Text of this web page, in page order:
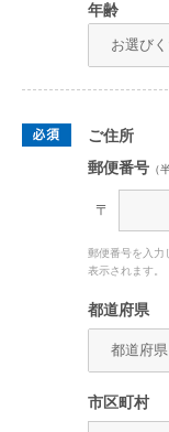
年齢
ご住所
郵便番号 （
〒
郵便番号を入力
表示されます。
都道府県
市区町村